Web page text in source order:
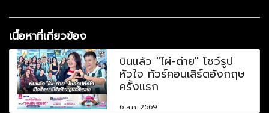
เนื้อหาที่เกี่ยวข้อง
บินแล้ว "ไผ่-ต่าย" โชว์รูป
หัวใจ ทัวร์คอนเสิร์ตอังกฤษ
ครั้งแรก
6 ส.ค. 2569